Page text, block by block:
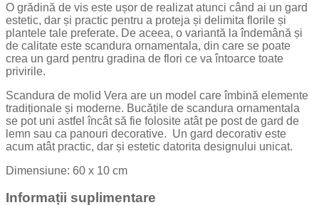
O grădină de vis este ușor de realizat atunci când ai un gard
estetic, dar și practic pentru a proteja și delimita florile și
plantele tale preferate. De aceea, o variantă la îndemână și
de calitate este scandura ornamentala, din care se poate
crea un gard pentru gradina de flori ce va întoarce toate
privirile.
Scandura de molid Vera are un model care îmbină elemente
tradiționale și moderne. Bucățile de scandura ornamentala
se pot uni astfel încât să fie folosite atât pe post de gard de
lemn sau ca panouri decorative. Un gard decorativ este
acum atât practic, dar și estetic datorita designului unicat.
Dimensiune: 60 x 10 cm
Informații suplimentare